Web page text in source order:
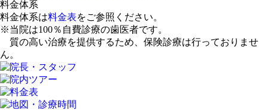
料金体系
料金体系は料金表をご参照ください。
※当院は100％自費診療の歯医者です。
質の高い治療を提供するため、保険診療は行っておりませ
ん。